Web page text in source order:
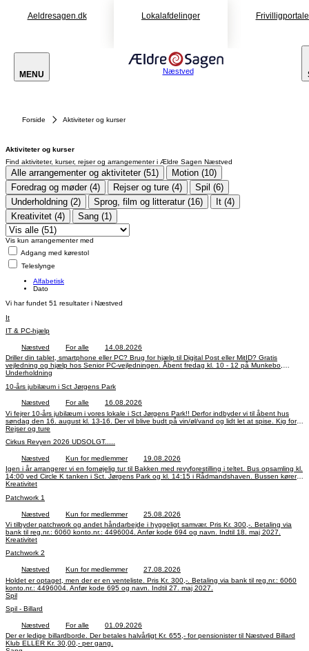
Aeldresagen.dk Lokalafdelinger
MENU Næstved
Forside Aktiviteter og kurser
Aktiviteter og kurser
Find aktiviteter, kurser, rejser og arrangementer i Ældre Sagen Næstved
Alle arrangementer og aktiviteter (51)
Motion (10)
Foredrag og møder (4)
Rejser og ture (4)
Spil (6)
Underholdning (2)
Sprog, film og litteratur (16)
It (4)
Kreativitet (4)
Sang (1)
Vis kun arrangementer med
Adgang med kørestol
Teleslynge
Alfabetisk
Dato
Vi har fundet 51 resultater i Næstved
It
IT & PC-hjælp
Næstved For alle
14.08.2026
Driller din tablet, smartphone eller PC? Brug for hjælp til Digital Post eller MitID? Gratis
vejledning og hjælp hos Senior PC-vejledningen. Åbent fredag kl. 10 - 12 på Munkebo,
Kælderen, Farimagsvej 54, Næstved. Medbring PC, tablet/smartphone og oplader. Husk
Underholdning
10-års jubilæum i Sct Jørgens Park
Næstved For alle
16.08.2026
Vi fejrer 10-års jubilæum i vores lokale i Sct Jørgens Park!! Derfor indbyder vi til åbent hus
søndag den 16. august kl. 13-16. Der vil blive budt på vin/øl/vand og lidt let at spise. Kig forbi
og hør om Ældre Sagens Lokalafdeling Næstved's virke og mød nogle af vores kursister og
frem.
Rejser og ture
Cirkus Revyen 2026 UDSOLGT.....
Næstved Kun for medlemmer
19.08.2026
Igen i år arrangerer vi en fornøjelig tur til Bakken med revyforestilling i teltet. Bus opsamling kl.
14:00 ved Circle K tanken i Sct. Jørgens Park og kl. 14:15 i Rådmandshaven. Bussen kører
retur til Næstved kl. 21:45 med forventet hjemkost kl. 23:00. Pris Kr. 1.000,-. Kode 805. Konto
Kreativitet
Patchwork 1
Næstved Kun for medlemmer
25.08.2026
Vi tilbyder patchwork og andet håndarbejde i hyggeligt samvær. Pris Kr. 300,-. Betaling via
bank til reg.nr.: 6060 konto.nr.: 4496004. Anfør kode 694 og navn. Indtil 18. maj 2027.
Kreativitet
Patchwork 2
Næstved Kun for medlemmer
27.08.2026
Holdet er optaget, men der er en venteliste. Pris Kr. 300,-. Betaling via bank til reg.nr.: 6060
konto.nr.: 4496004. Anfør kode 695 og navn. Indtil 27. maj 2027.
Spil
Spil - Billard
Næstved For alle
01.09.2026
Der er ledige billardborde. Der betales halvårligt Kr. 655,- for pensionister til Næstved Billard
Klub ELLER Kr. 30,00,- per gang.